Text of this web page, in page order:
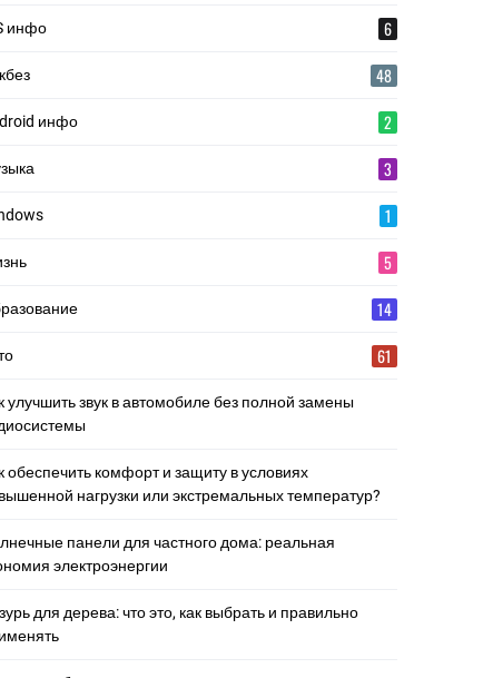
инфо 6
48
инфо 2
3
1
5
14
61
улучшить звук в автомобиле без полной замены
обеспечить комфорт и защиту в условиях
нагрузки или экстремальных температур?
панели для частного дома: реальная
электроэнергии
для дерева: что это, как выбрать и правильно